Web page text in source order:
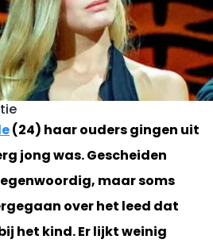
(24) haar ouders gingen uit
jong was. Gescheiden
maar soms
over het leed dat
het kind. Er lijkt weinig